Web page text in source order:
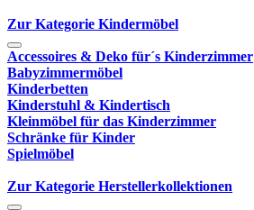
Zur Kategorie Kindermöbel
Accessoires & Deko für´s Kinderzimmer
Babyzimmermöbel
Kinderbetten
Kinderstuhl & Kindertisch
Kleinmöbel für das Kinderzimmer
Schränke für Kinder
Spielmöbel
Zur Kategorie Herstellerkollektionen